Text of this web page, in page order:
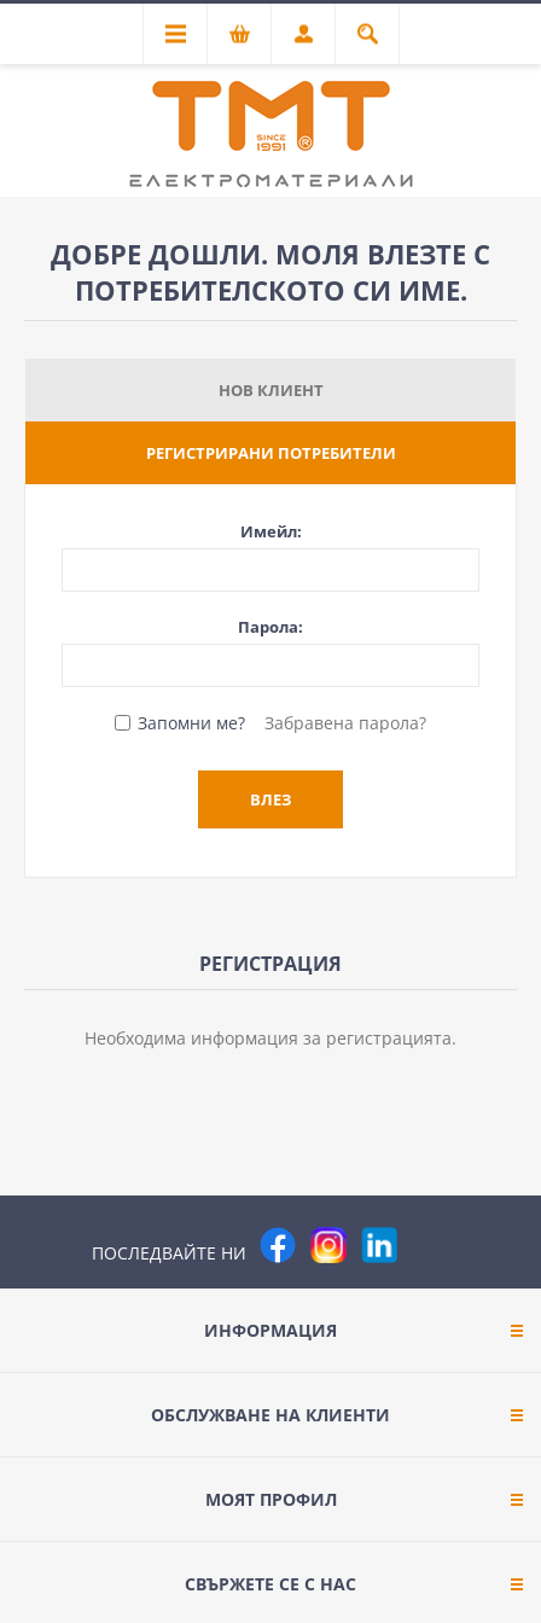
ДОБРЕ ДОШЛИ. МОЛЯ ВЛЕЗТЕ С
ПОТРЕБИТЕЛСКОТО СИ ИМЕ.
НОВ КЛИЕНТ
РЕГИСТРИРАНИ ПОТРЕБИТЕЛИ
Имейл:
Парола:
Запомни ме? Забравена парола?
РЕГИСТРАЦИЯ
Необходима информация за регистрацията.
ПОСЛЕДВАЙТЕ НИ
ИНФОРМАЦИЯ
ОБСЛУЖВАНЕ НА КЛИЕНТИ
МОЯТ ПРОФИЛ
СВЪРЖЕТЕ СЕ С НАС